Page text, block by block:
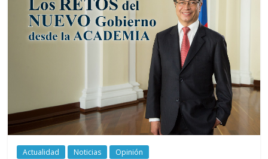
periodismo
digital
Actualidad Noticias Opinión